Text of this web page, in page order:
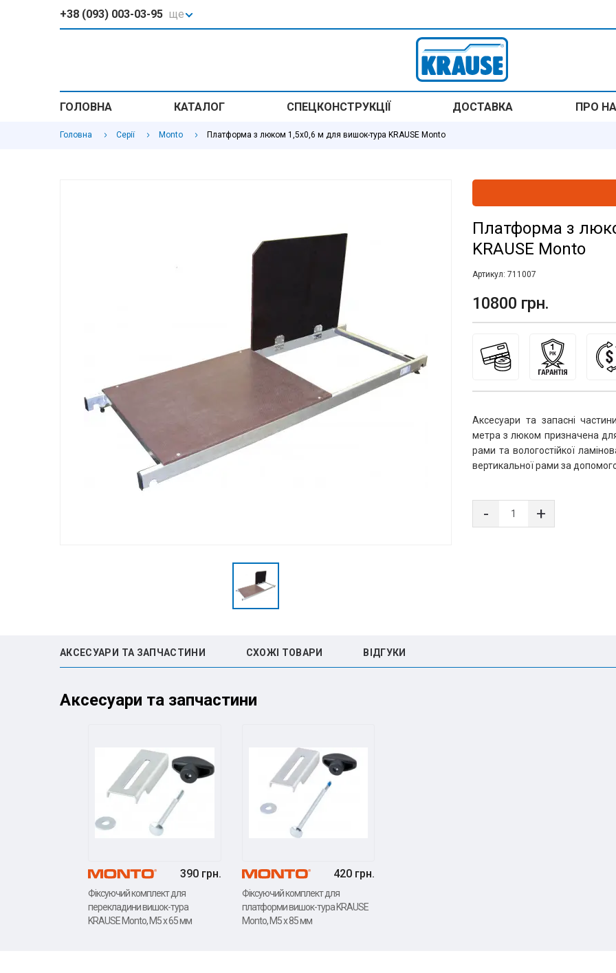
+38 (093) 003-03-95 ще
ГОЛОВНА КАТАЛОГ СПЕЦКОНСТРУКЦІЇ ДОСТАВКА ПРО
Головна Серії Monto Платформа з люком 1,5x0,6 м для вишок-тура KRAUSE Monto
Платформа з
KRAUSE Monto
Артикул: 711007
10800 грн.
Аксесуари та запасні
метра з люком призначена для
рами та вологостійкої
вертикальної рами за
АКСЕСУАРИ ТА ЗАПЧАСТИНИ СХОЖІ ТОВАРИ ВIДГУКИ
Аксесуари та запчастини
390 грн.
Фіксуючий комплект для
перекладини вишок-тура
KRAUSE Monto, M5 x 65 мм
420 грн.
Фіксуючий комплект для
платформи вишок-тура KRAUSE
Monto, M5 x 85 мм